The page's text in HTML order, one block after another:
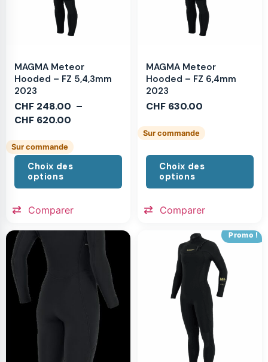
MAGMA Meteor
Hooded – FZ 5,4,3mm
2023
CHF 248.00 –
CHF 620.00
Sur commande
Choix des
options
Comparer
MAGMA Meteor
Hooded – FZ 6,4mm
2023
CHF 630.00
Sur commande
Choix des
options
Comparer
Promo !